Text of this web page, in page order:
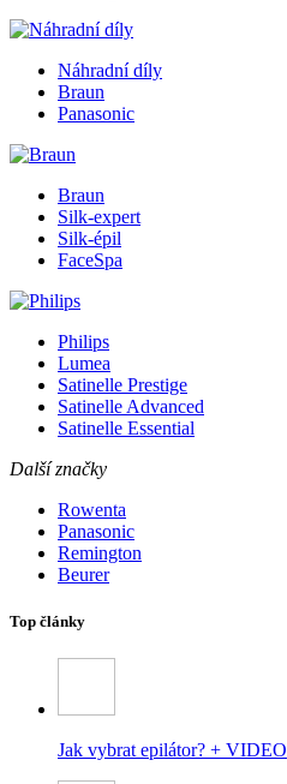
Náhradní díly
Braun
Panasonic
Braun
Silk-expert
Silk-épil
FaceSpa
Philips
Lumea
Satinelle Prestige
Satinelle Advanced
Satinelle Essential
Další značky
Rowenta
Panasonic
Remington
Beurer
Top články
Jak vybrat epilátor? + VIDEO